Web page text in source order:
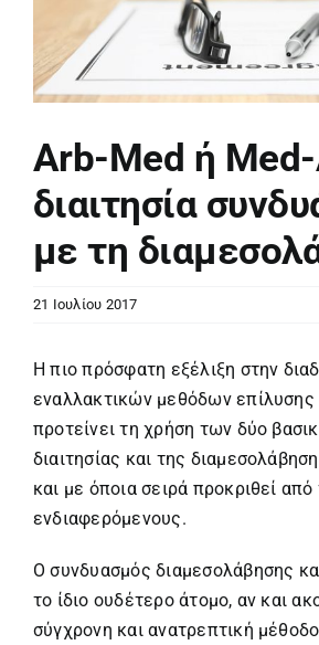
Arb-Med ή
διαιτησία
με τη
21 Ιουλίου 2017
Η πιο πρόσφατη εξέλιξη στην
εναλλακτικών μεθόδων
προτείνει τη χρήση των δύο
διαιτησίας και της
και με όποια σειρά προκριθεί από
ενδιαφερόμενους.
Ο συνδυασμός διαμεσολάβησης
το ίδιο ουδέτερο άτομο, αν και
σύγχρονη και ανατρεπτική